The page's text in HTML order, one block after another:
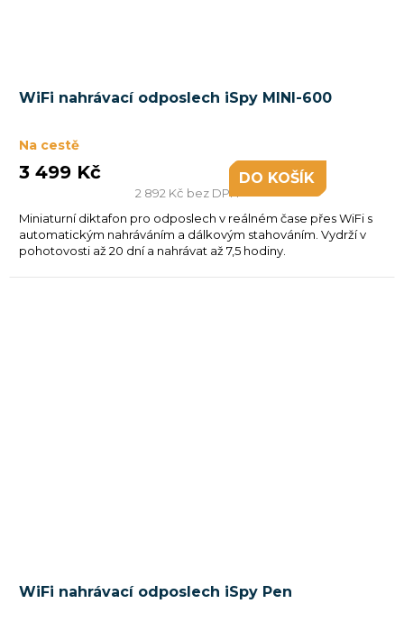
WiFi nahrávací odposlech iSpy MINI-600
hodnocení
je
5,0
hvězdiček.
Na cestě
2 892 Kč bez DPH
3 499 Kč DO KOŠÍKU
Miniaturní diktafon pro odposlech v reálném čase přes WiFi s
automatickým nahráváním a dálkovým stahováním. Vydrží v
pohotovosti až 20 dní a nahrávat až 7,5 hodiny.
WiFi nahrávací odposlech iSpy Pen